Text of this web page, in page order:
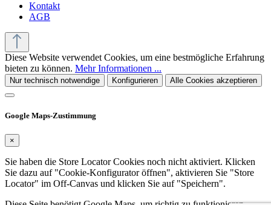
Kontakt
AGB
Diese Website verwendet Cookies, um eine bestmögliche Erfahrung
bieten zu können. Mehr Informationen ...
Nur technisch notwendige Konfigurieren Alle Cookies akzeptieren
Google Maps-Zustimmung
×
Sie haben die Store Locator Cookies noch nicht aktiviert. Klicken
Sie dazu auf "Cookie-Konfigurator öffnen", aktivieren Sie "Store
Locator" im Off-Canvas und klicken Sie auf "Speichern".